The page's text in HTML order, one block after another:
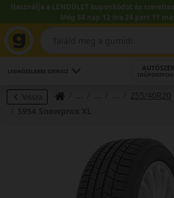
Használja a LENDÜLET kuponkódot és
Még 54 nap 12 óra 24 perc 11
LEGKÖZELEBBI SZERVIZ
Vissza
255/40R20